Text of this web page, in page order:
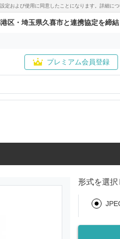
および使用に同意したことになります。詳細に
区・埼玉県久喜市と連携協定を締
プレミアム会員登録
形式を選択